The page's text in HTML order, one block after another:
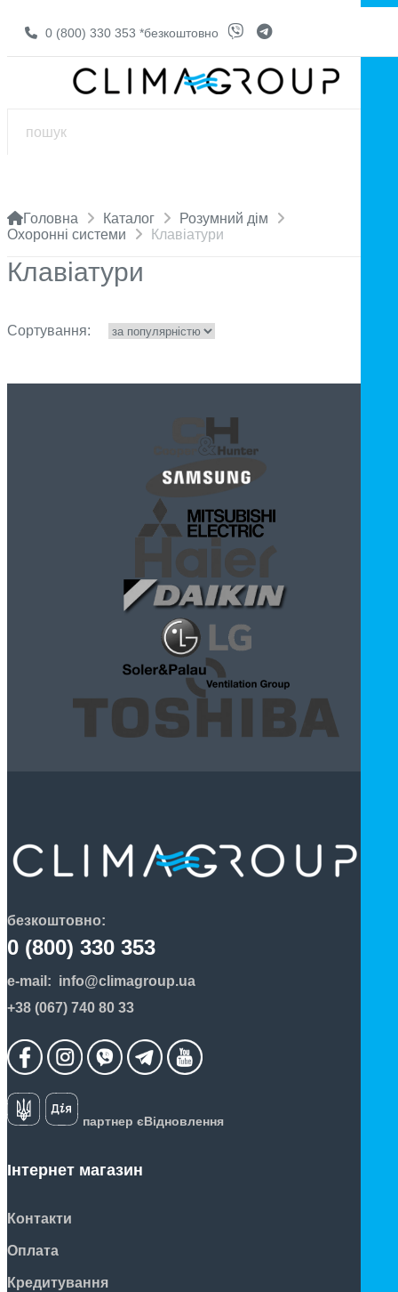
0 (800) 330 353 *безкоштовно
Головна Каталог
Розумний дім
Охоронні системи
Клавіатури
Клавіатури
Сортування:
безкоштовно:
0 (800) 330 353
e-mail: info@climagroup.ua
+38 (067) 740 80 33
партнер єВідновлення
Інтернет магазин
Контакти
Оплата
Кредитування